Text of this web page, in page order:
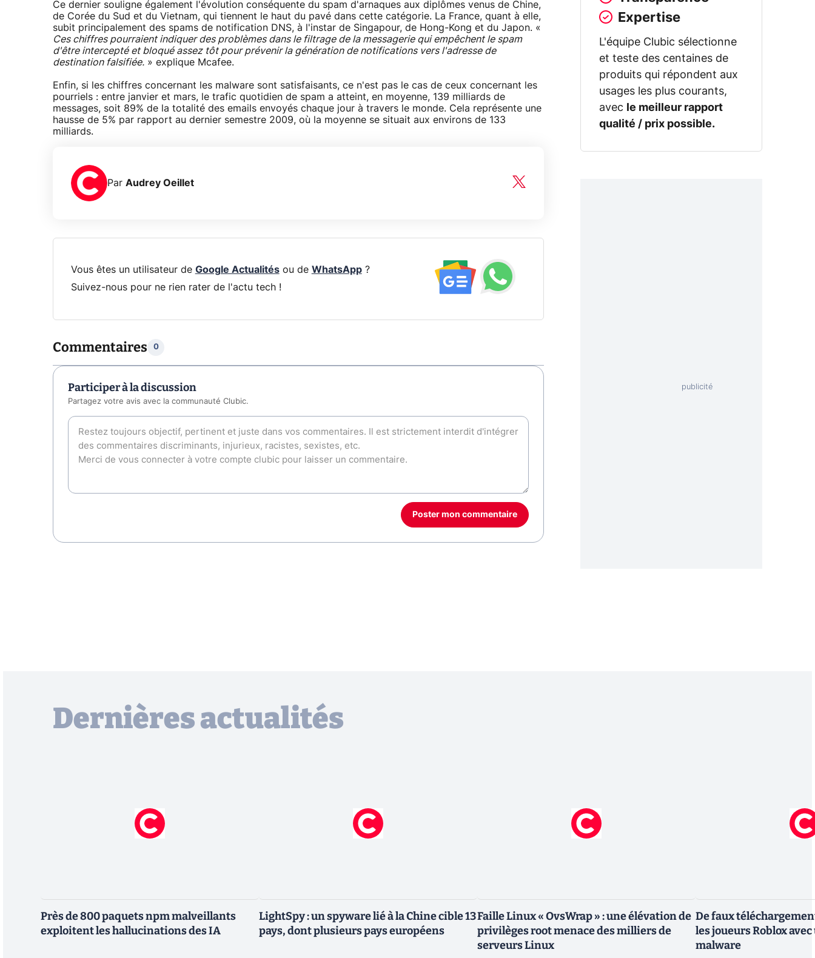
Ce dernier souligne également l'évolution conséquente du spam d'arnaques aux diplômes venus de Chine,
de Corée du Sud et du Vietnam, qui tiennent le haut du pavé dans cette catégorie. La France, quant à elle,
subit principalement des spams de notification DNS, à l'instar de Singapour, de Hong-Kong et du Japon. «
Ces chiffres pourraient indiquer des problèmes dans le filtrage de la messagerie qui empêchent le spam
d'être intercepté et bloqué assez tôt pour prévenir la génération de notifications vers l'adresse de
destination falsifiée. » explique Mcafee.
Enfin, si les chiffres concernant les malware sont satisfaisants, ce n'est pas le cas de ceux concernant les
pourriels : entre janvier et mars, le trafic quotidien de spam a atteint, en moyenne, 139 milliards de
messages, soit 89% de la totalité des emails envoyés chaque jour à travers le monde. Cela représente une
hausse de 5% par rapport au dernier semestre 2009, où la moyenne se situait aux environs de 133
milliards.
Par Audrey Oeillet
Vous êtes un utilisateur de Google Actualitésou de WhatsApp?
Suivez-nous pour ne rien rater de l'actu tech !
Commentaires 0
Participer à la discussion
Partagez votre avis avec la communauté Clubic.
Poster mon commentaire
Expertise
L'équipe Clubic sélectionne
et teste des centaines de
produits qui répondent aux
usages les plus courants,
avec
le meilleur rapport
qualité / prix possible.
Dernières actualités
Près de 800 paquets npm malveillants
exploitent les hallucinations des IA
LightSpy : un spyware lié à la Chine cible 13
pays, dont plusieurs pays européens
Faille Linux « OvsWrap » : une élévation de
privilèges root menace des milliers de
serveurs Linux
De faux
les joueurs Roblox
malware